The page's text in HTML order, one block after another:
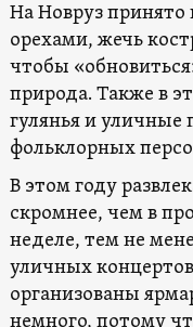
На Новруз принято
орехами, жечь
чтобы
природа. Также в
гулянья и уличные
фольклорных
В этом году
скромнее, чем в
неделе, тем не
уличных
организованы